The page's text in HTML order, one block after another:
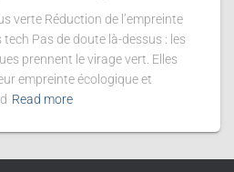
verte Réduction de l’empreinte
Pas de doute là-dessus : les
prennent le virage vert. Elles
empreinte écologique et
Read more